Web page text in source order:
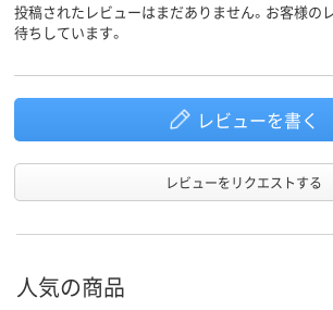
投稿されたレビューはまだありません。お客様の
待ちしています。
レビューを書く
レビューをリクエストする
人気の商品